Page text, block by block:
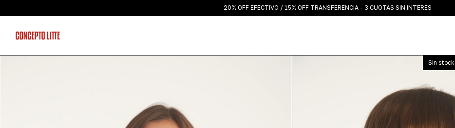
20% OFF EFECTIVO / 15% OFF TRANSFERENCIA - 3 CUOTAS SIN INTERES
Sin stock